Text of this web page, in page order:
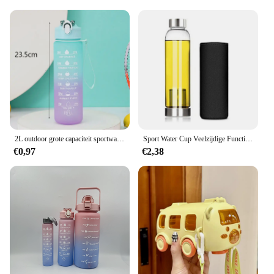
pricing make it an ideal option for vendors and
suppliers. The sets available for sale are perfect for
gifting or stocking up, ensuring you always have a
water bottle at hand. The waterflessen bottle is a
smart investment for anyone who values
convenience, style, and health.
2L outdoor grote capaciteit sportwaterfles creatieve plastic beker stuiterhoes buiten lekvrije strobeker met tijdmarkering
€0,97
Sport Water Cup Veelzijdige Functionele Drinken Fles
€2,38